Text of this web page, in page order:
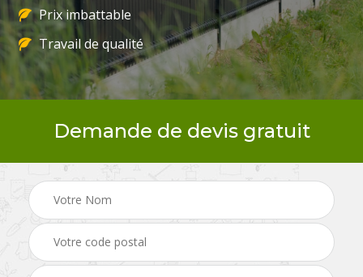
Prix imbattable
Travail de qualité
Demande de devis gratuit